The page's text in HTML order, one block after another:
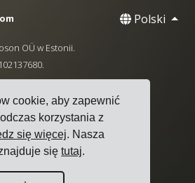
cookie, aby zapewnić
korzystania z
się więcej. Nasza
siętutaj.
Polski
OÜ w Estonii.
|Polityka Prywatności